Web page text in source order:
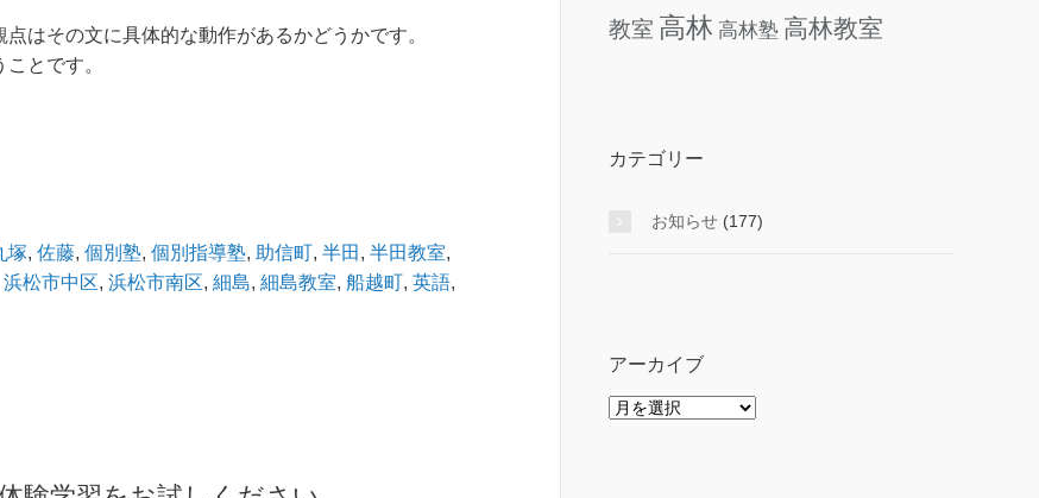
はその文に具体的な動作があるかどうかです。
とです。
塚, 佐藤, 個別塾, 個別指導塾, 助信町, 半田 , 半田教室,
浜松市中区, 浜松市南区, 細島, 細島教室, 船越町, 英語,
教室 高林 高林塾 高林教室
カテゴリー
お知らせ (177)
アーカイブ
ア